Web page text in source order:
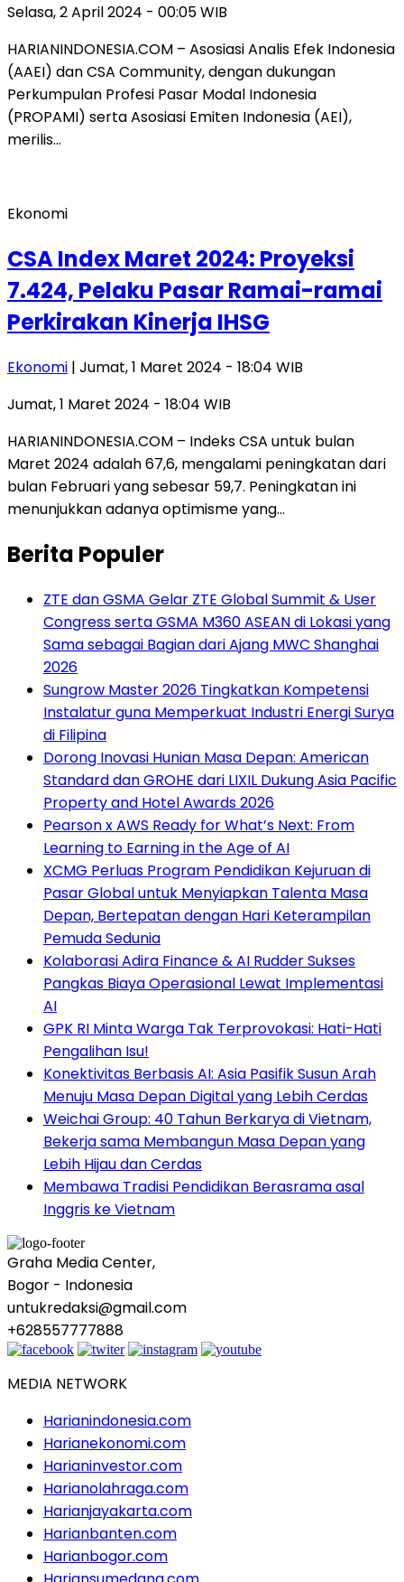
Selasa, 2 April 2024 - 00:05 WIB
HARIANINDONESIA.COM – Asosiasi Analis Efek Indonesia
(AAEI) dan CSA Community, dengan dukungan
Perkumpulan Profesi Pasar Modal Indonesia
(PROPAMI) serta Asosiasi Emiten Indonesia (AEI),
merilis…
Ekonomi
CSA Index Maret 2024: Proyeksi
7.424, Pelaku Pasar Ramai-ramai
Perkirakan Kinerja IHSG
Ekonomi | Jumat, 1 Maret 2024 - 18:04 WIB
Jumat, 1 Maret 2024 - 18:04 WIB
HARIANINDONESIA.COM – Indeks CSA untuk bulan
Maret 2024 adalah 67,6, mengalami peningkatan dari
bulan Februari yang sebesar 59,7. Peningkatan ini
menunjukkan adanya optimisme yang…
Berita Populer
ZTE dan GSMA Gelar ZTE Global Summit & User
Congress serta GSMA M360 ASEAN di Lokasi yang
Sama sebagai Bagian dari Ajang MWC Shanghai
2026
Sungrow Master 2026 Tingkatkan Kompetensi
Instalatur guna Memperkuat Industri Energi Surya
di Filipina
Dorong Inovasi Hunian Masa Depan: American
Standard dan GROHE dari LIXIL Dukung Asia Pacific
Property and Hotel Awards 2026
Pearson x AWS Ready for What’s Next: From
Learning to Earning in the Age of AI
XCMG Perluas Program Pendidikan Kejuruan di
Pasar Global untuk Menyiapkan Talenta Masa
Depan, Bertepatan dengan Hari Keterampilan
Pemuda Sedunia
Kolaborasi Adira Finance & AI Rudder Sukses
Pangkas Biaya Operasional Lewat Implementasi
AI
GPK RI Minta Warga Tak Terprovokasi: Hati-Hati
Pengalihan Isu!
Konektivitas Berbasis AI: Asia Pasifik Susun Arah
Menuju Masa Depan Digital yang Lebih Cerdas
Weichai Group: 40 Tahun Berkarya di Vietnam,
Bekerja sama Membangun Masa Depan yang
Lebih Hijau dan Cerdas
Membawa Tradisi Pendidikan Berasrama asal
Inggris ke Vietnam
Graha Media Center,
Bogor - Indonesia
untukredaksi@gmail.com
+628557777888
MEDIA NETWORK
Harianindonesia.com
Harianekonomi.com
Harianinvestor.com
Harianolahraga.com
Harianjayakarta.com
Harianbanten.com
Harianbogor.com